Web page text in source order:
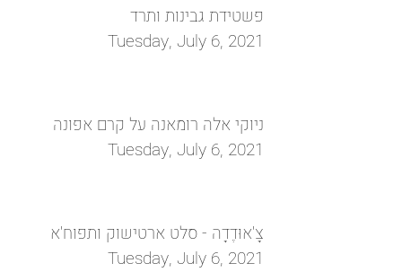
פשטידת גבינות ותרד
Tuesday, July 6, 2021
ניוקי אלה רומאנה על קרם אפונה
Tuesday, July 6, 2021
צָ'אוּדֶדָה - סלט ארטישוק ותפוח'א
Tuesday, July 6, 2021